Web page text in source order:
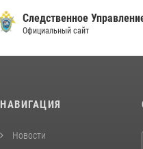
Следственное
Официальный сайт
НАВИГАЦИЯ
Новости